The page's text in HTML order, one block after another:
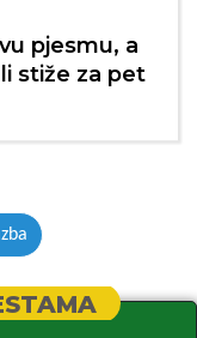
pjesmu, a
stiže za pet